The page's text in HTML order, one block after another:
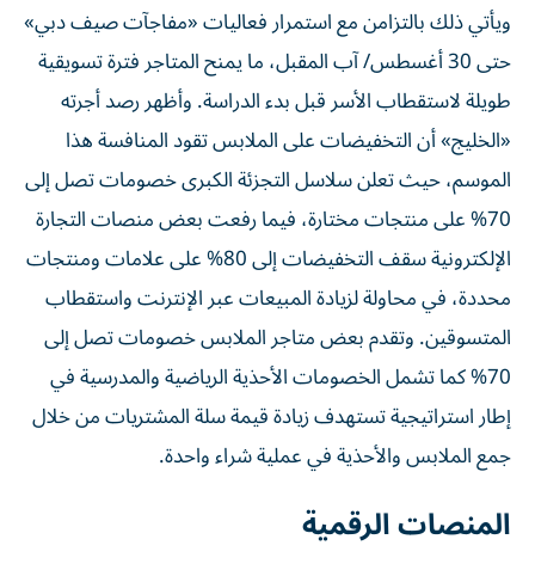
ويأتي ذلك بالتزامن مع استمرار فعاليات «مفاجآت صيف دبي»
حتى 30 أغسطس/ آب المقبل، ما يمنح المتاجر فترة تسويقية
طويلة لاستقطاب الأسر قبل بدء الدراسة. وأظهر رصد أجرته
«الخليج» أن التخفيضات على الملابس تقود المنافسة هذا
الموسم، حيث تعلن سلاسل التجزئة الكبرى خصومات تصل إلى
70% على منتجات مختارة، فيما رفعت بعض منصات التجارة
الإلكترونية سقف التخفيضات إلى 80% على علامات ومنتجات
محددة، في محاولة لزيادة المبيعات عبر الإنترنت واستقطاب
المتسوقين. وتقدم بعض متاجر الملابس خصومات تصل إلى
70% كما تشمل الخصومات الأحذية الرياضية والمدرسية في
إطار استراتيجية تستهدف زيادة قيمة سلة المشتريات من خلال
جمع الملابس والأحذية في عملية شراء واحدة.
المنصات الرقمية